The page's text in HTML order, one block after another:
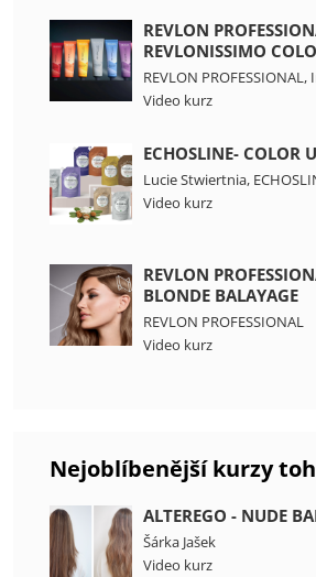
REVLON
REVLONISSIMO
REVLON PROFESSIONAL ,
Video kurz
ECHOSLINE- COLOR
Lucie Stwiertnia,
Video kurz
REVLON
BLONDE BALAYAGE
REVLON PROFESSIONAL
Video kurz
Nejoblíbenější kurzy
ALTEREGO - NUDE
Šárka Jašek
Video kurz